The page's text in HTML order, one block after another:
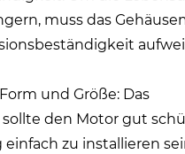
muss das
und Größe: Das
sollte den Motor gut
zu installieren